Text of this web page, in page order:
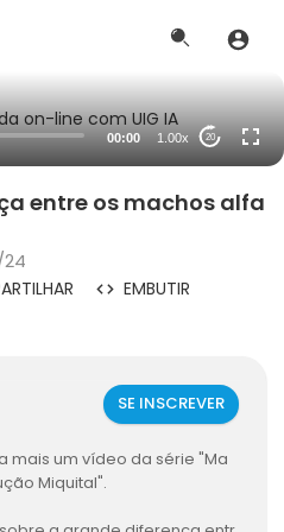
on-line com UIG IA
00:00 1.00x 20
entre os machos alfa
EMBUTIR
SE INSCREVER
mais um vídeo da série "Ma
Miquital".